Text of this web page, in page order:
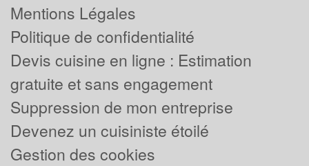
Mentions Légales
Politique de confidentialité
Devis cuisine en ligne : Estimation
gratuite et sans engagement
Suppression de mon entreprise
Devenez un cuisiniste étoilé
Gestion des cookies